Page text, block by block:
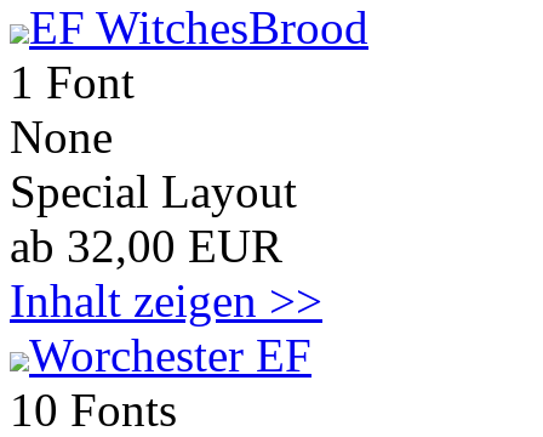
EF WitchesBrood
1 Font
None
Special Layout
ab 32,00 EUR
Inhalt zeigen >>
Worchester EF
10 Fonts